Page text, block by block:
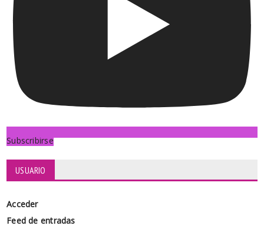
Subscribirse
USUARIO
Acceder
Feed de entradas